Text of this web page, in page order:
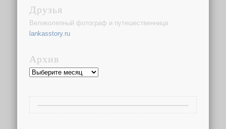
Друзья
Великолепный фотограф и путешественница
lankasstory.ru
Архив
Архив